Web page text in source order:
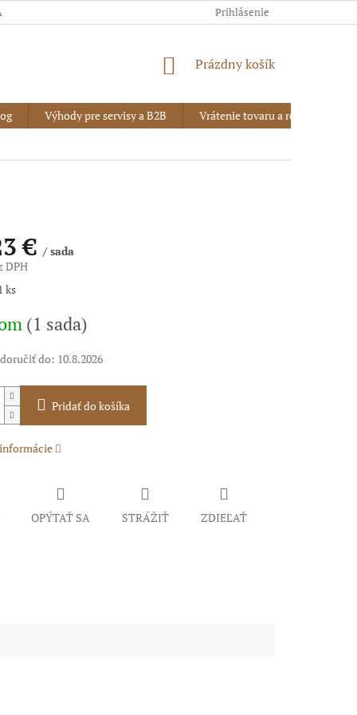
Prihlásenie
NÁKUPNÝ
Prázdny košík
Výhody pre servisy a B2B
Vrátenie tovaru a reklamácia
€/ sada
DPH
ks
(1 sada)
do: 10.8.2026
Pridať do košíka
OPÝTAŤ SA STRÁŽIŤ ZDIEĽAŤ